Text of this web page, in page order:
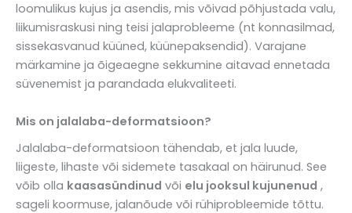
loomulikus kujus ja asendis, mis võivad põhjustada valu,
liikumisraskusi ning teisi jalaprobleeme (nt konnasilmad,
sissekasvanud küüned, küünepaksendid). Varajane
märkamine ja õigeaegne sekkumine aitavad ennetada
süvenemist ja parandada elukvaliteeti.
Mis on jalalaba-deformatsioon?
Jalalaba-deformatsioon tähendab, et jala luude,
liigeste, lihaste või sidemete tasakaal on häirunud. See
võib olla kaasasündinud või elu jooksul kujunenud ,
sageli koormuse, jalanõude või rühiprobleemide tõttu.